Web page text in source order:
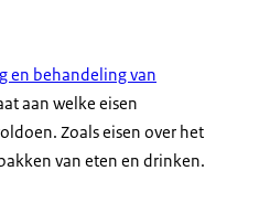
en behandeling van
aan welke eisen
Zoals eisen over het
van eten en drinken.